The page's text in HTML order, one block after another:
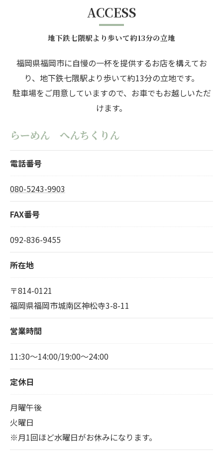
ACCESS
地下鉄七隈駅より歩いて約13分の立地
福岡県福岡市に自慢の一杯を提供するお店を構えてお
り、地下鉄七隈駅より歩いて約13分の立地です。
駐車場をご用意していますので、お車でもお越しいただ
けます。
らーめん へんちくりん
電話番号
080-5243-9903
FAX番号
092-836-9455
所在地
〒814-0121
福岡県福岡市城南区神松寺3-8-11
営業時間
11:30～14:00/19:00～24:00
定休日
月曜午後
火曜日
※月1回ほど水曜日がお休みになります。